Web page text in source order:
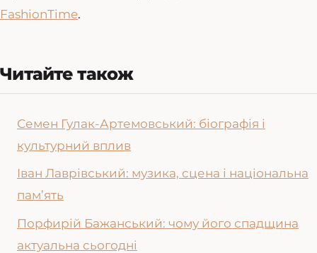
FashionTime.
Читайте також
Семен Гулак-Артемовський: біографія і
культурний вплив
Іван Лаврівський: музика, сцена і національна
пам’ять
Порфирій Бажанський: чому його спадщина
актуальна сьогодні